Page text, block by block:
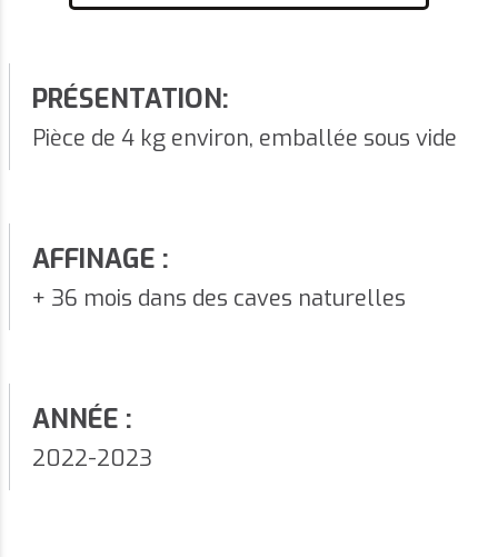
PRÉSENTATION:
Pièce de 4 kg environ, emballée sous vide
AFFINAGE :
+ 36 mois dans des caves naturelles
ANNÉE :
2022-2023